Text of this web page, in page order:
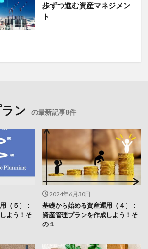
歩ずつ進む資産マネジメン
ト
ン の最新記事8件
（５）：
よう！そ
2024年6月30日
基礎から始める資産運用（４）：
資産管理プランを作成しよう！そ
の１